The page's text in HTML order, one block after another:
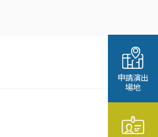
申請演出
場地